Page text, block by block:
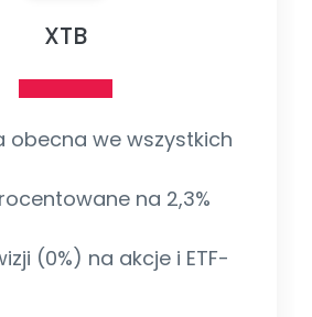
XTB
obecna we wszystkich
na 2,3%
(0%) na akcje i ETF-